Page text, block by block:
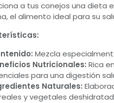
a tus conejos una dieta
el alimento ideal para su
Mezcla
Nutricionales: Rica
para una digestión
Naturales:
y vegetales